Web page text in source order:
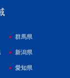
群馬県
新潟県
愛知県